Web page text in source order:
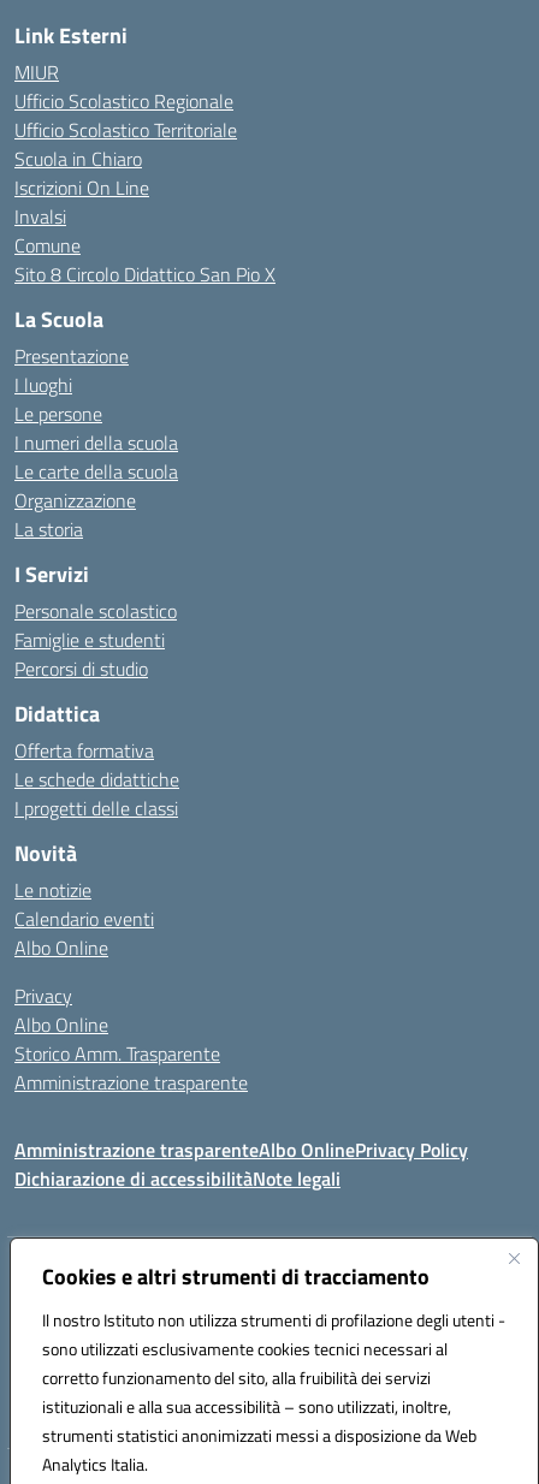
Cookies e altri strumenti di tracciamento
Il nostro Istituto non utilizza strumenti di profilazione degli utenti -
sono utilizzati esclusivamente cookies tecnici necessari al
corretto funzionamento del sito, alla fruibilità dei servizi
istituzionali e alla sua accessibilità – sono utilizzati, inoltre,
strumenti statistici anonimizzati messi a disposizione da Web
Analytics Italia.
Link Esterni
MIUR
Ufficio Scolastico Regionale
Ufficio Scolastico Territoriale
Scuola in Chiaro
Iscrizioni On Line
Invalsi
Comune
Sito 8 Circolo Didattico San Pio X
La Scuola
Presentazione
I luoghi
Le persone
I numeri della scuola
Le carte della scuola
Organizzazione
La storia
I Servizi
Personale scolastico
Famiglie e studenti
Percorsi di studio
Didattica
Offerta formativa
Le schede didattiche
I progetti delle classi
Novità
Le notizie
Calendario eventi
Albo Online
Privacy
Albo Online
Storico Amm. Trasparente
Amministrazione trasparente
Amministrazione trasparenteAlbo OnlinePrivacy Policy
Dichiarazione di accessibilitàNote legali
Indirizzo:Via Mastelloni - Viale Colombo 71121 Foggia
Posta elettronica certificata (PEC):fgic885004@pec.istruzione.it
Codice fiscale: 94118760712
Codice meccanografico:FGIC885004